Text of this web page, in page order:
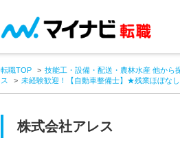
転職TOP 技能工・設備・配送・農林水産 他から
ス
未経験歓迎！【自動車整備士】★残業ほぼな
株式会社アレス